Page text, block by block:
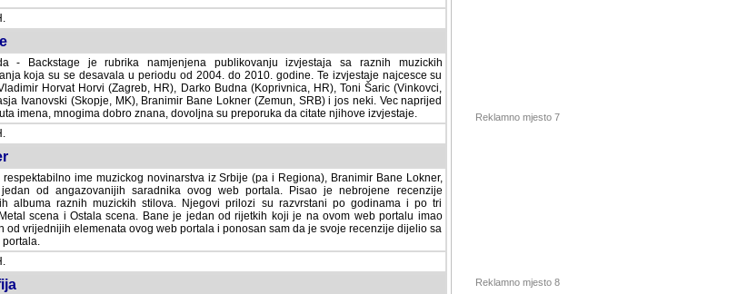
- Backstage je rubrika namjenjena publikovanju izvjestaja sa raznih muzickih
koja su se desavala u periodu od 2004. do 2010. godine. Te izvjestaje najcesce su
Horvat Horvi (Zagreb, HR), Darko Budna (Koprivnica, HR), Toni Šaric (Vinkovci,
Ivanovski (Skopje, MK), Branimir Bane Lokner (Zemun, SRB) i jos neki. Vec naprijed
imena, mnogima dobro znana, dovoljna su preporuka da citate njihove izvjestaje.
respektabilno ime muzickog novinarstva iz Srbije (pa i Regiona), Branimir Bane Lokner,
od angazovanijih saradnika ovog web portala. Pisao je nebrojene recenzije muzickih
raznih muzickih stilova. Njegovi prilozi su razvrstani po godinama i po tri osnovne
i Ostala scena. Bane je jedan od rijetkih koji je na ovom web portalu imao svoju rubriku.
ovog web portala i ponosan sam da je svoje recenzije dijelio sa svima vama,